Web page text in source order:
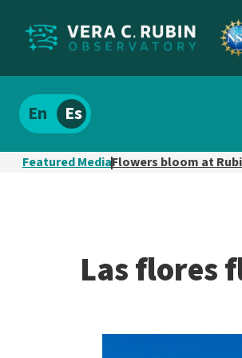
Localizar
el
contenido
Español
Featured MediaFlowers bloom at
Las flores